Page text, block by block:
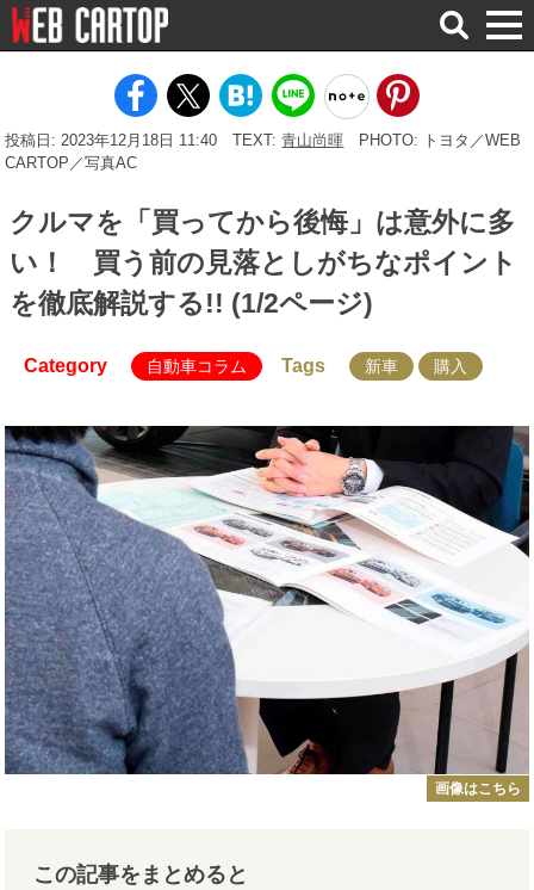
検
索
投稿日: 2023年12月18日 11:40 TEXT:青山尚暉
PHOTO: トヨタ／WEB
CARTOP／写真AC
クルマを「買ってから後悔」は意外に多
い！ 買う前の見落としがちなポイント
を徹底解説する!! (1/2ページ)
Category 自動車コラム Tags 新車 購入
画像はこちら
この記事をまとめると